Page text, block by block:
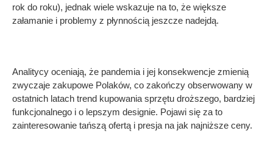
rok do roku), jednak wiele wskazuje na to, że większe
załamanie i problemy z płynnością jeszcze nadejdą.
Analitycy oceniają, że pandemia i jej konsekwencje zmienią
zwyczaje zakupowe Polaków, co zakończy obserwowany w
ostatnich latach trend kupowania sprzętu droższego, bardziej
funkcjonalnego i o lepszym designie. Pojawi się za to
zainteresowanie tańszą ofertą i presja na jak najniższe ceny.